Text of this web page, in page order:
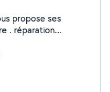
ou autre